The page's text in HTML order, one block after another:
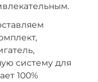
систему для
100%